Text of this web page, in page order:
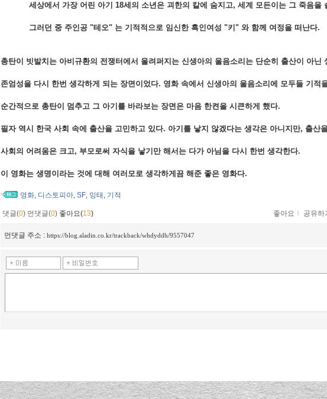
세상에서 가장 어린 아기 18세의 소년은 괴한의 칼에 숨지고, 세계 모든이는 그 죽음을
그러던 중 주인공 "테오" 는 기적적으로 임신한 흑인여성 "키" 와 함께 여정을 떠난다.
총탄이 빗발치는 아비규환의 전쟁터에서 울려퍼지는 신생아의 울음소리는 단순히 출산이 아닌
존엄성을 다시 한번 생각하게 되는 장면이었다. 영화 속에서 신생아의 울음소리에 모두들 기적
순간적으로 총탄이 멈추고 그 아기를 바라보는 장면은 마음 한켠을 시큰하게 했다.
필자 역시 한국 사회 속에 출산을 고민하고 있다. 아기를 낳지 않겠다는 생각은 아니지만, 출산
사회의 어려움은 크고, 부모로써 자식을 낳기만 해서는 다가 아님을 다시 한번 생각한다.
이 영화는 생명이라는 것에 대해 여러모로 생각하게끔 해준 좋은 영화다.
영화 디스토피아 SF 잉태 기적
댓글(0) 먼댓글(0) 좋아요(13) 좋아요 ｌ 공유하
먼댓글 주소 : https://blog.aladin.co.kr/trackback/whdyddh/9557047